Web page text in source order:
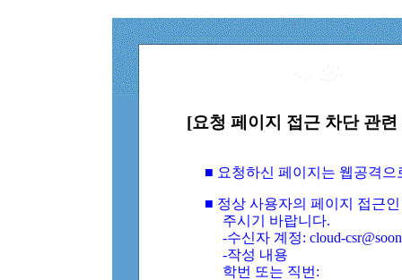
[요청 페이지 접근 차단 관
■ 요청하신 페이지는 웹공격
■ 정상 사용자의 페이지 접근
주시기 바랍니다.
-수신자 계정: cloud-
-작성 내용
학번 또는 직번: